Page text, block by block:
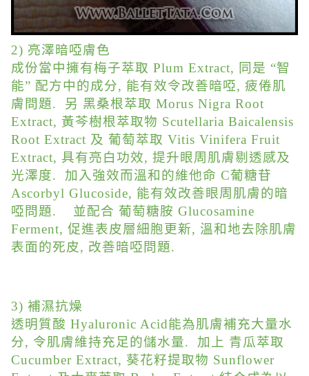
2) 亮澤暗啞膚色
成份當中擁有梅子萃取 Plum Extract, 同是 “智
能” 配方中的成分, 能有效令改善暗啞, 疲倦肌
膚問題. 另 黑桑根萃取 Morus Nigra Root
Extract, 黃芩樹根萃取物 Scutellaria Baicalensis
Root Extract 及 葡萄萃取 Vitis Vinifera Fruit
Extract, 具有亮白功效, 提升眼周肌膚剔透感及
光澤度. 加入強效而溫和的維他命 C葡糖苷
Ascorbyl Glucoside, 能有效改善眼周肌膚的暗
啞問題. 並配合 葡萄糖胺 Glucosamine
Ferment, 促進表皮層細胞更新, 溫和地去除肌膚
表面的死皮, 改善暗啞問題.
3) 補濕抗燥
透明質酸 Hyaluronic Acid能為肌膚補充大量水
分, 令肌膚維持充足的儲水量. 加上 青瓜萃取
Cucumber Extract, 葵花籽提取物 Sunflower